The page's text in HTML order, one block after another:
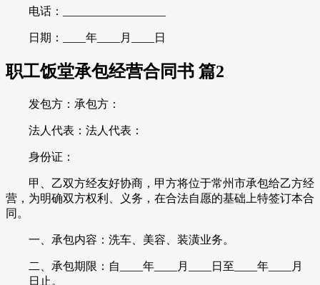
电话：__________________
日期：____年____月____日
职工饭堂承包经营合同书 篇2
发包方：承包方：
法人代表：法人代表：
身份证：
甲、乙双方经友好协商，甲方将位于常州市承包给乙方经
营，为明确双方权利、义务，在合法自愿的基础上特签订本合
同。
一、承包内容：洗车、美容、装潢业务。
二、承包期限：自____年____月____日至____年____月
____日止。